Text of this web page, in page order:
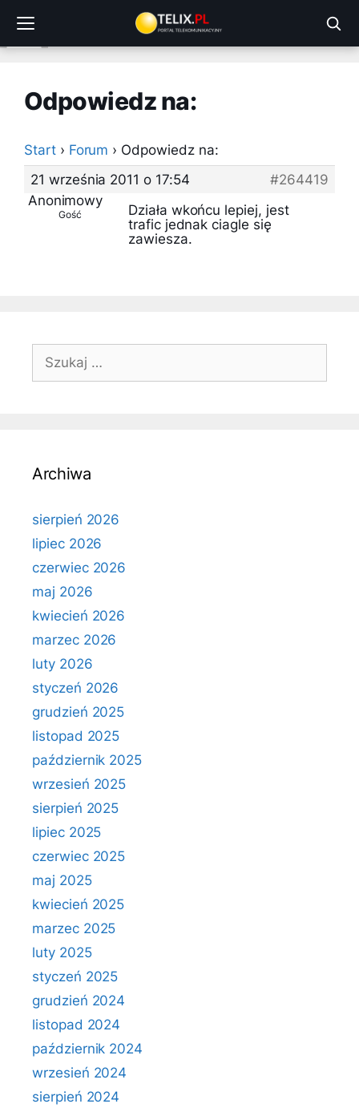
treści
Odpowiedz na:
Start › Forum › Odpowiedz na:
21 września 2011 o 17:54
#264419
Anonimowy
Gość
Działa wkońcu lepiej, jest
trafic jednak ciagle się
zawiesza.
Szukaj:
Archiwa
sierpień 2026
lipiec 2026
czerwiec 2026
maj 2026
kwiecień 2026
marzec 2026
luty 2026
styczeń 2026
grudzień 2025
listopad 2025
październik 2025
wrzesień 2025
sierpień 2025
lipiec 2025
czerwiec 2025
maj 2025
kwiecień 2025
marzec 2025
luty 2025
styczeń 2025
grudzień 2024
listopad 2024
październik 2024
wrzesień 2024
sierpień 2024